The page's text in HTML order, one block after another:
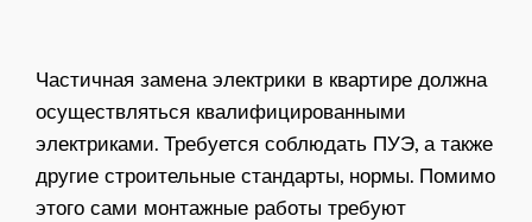
Частичная замена электрики в квартире должна
осуществляться квалифицированными
электриками. Требуется соблюдать ПУЭ, а также
другие строительные стандарты, нормы. Помимо
этого сами монтажные работы требуют